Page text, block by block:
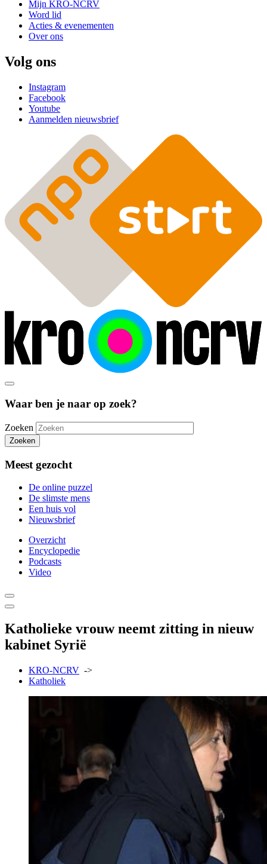
Mijn KRO-NCRV
Word lid
Acties & evenementen
Over ons
Volg ons
Instagram
Facebook
Youtube
Aanmelden nieuwsbrief
Waar ben je naar op zoek?
Zoeken
Zoeken
Meest gezocht
De online puzzel
De slimste mens
Een huis vol
Nieuwsbrief
Overzicht
Encyclopedie
Podcasts
Video
Katholieke vrouw neemt zitting in nieuw
kabinet Syrië
KRO-NCRV ->
Katholiek